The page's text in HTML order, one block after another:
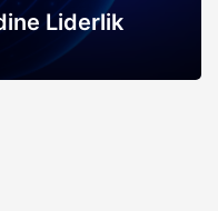
Liderlik